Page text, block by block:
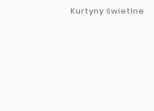
Kurtyny świetlne